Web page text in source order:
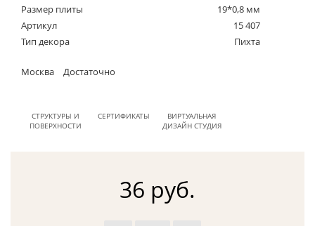
Размер плиты
19*0,8 мм
Артикул
15 407
Тип декора
Пихта
Москва Достаточно
СТРУКТУРЫ И
ПОВЕРХНОСТИ
СЕРТИФИКАТЫ
ВИРТУАЛЬНАЯ
ДИЗАЙН СТУДИЯ
36 руб.